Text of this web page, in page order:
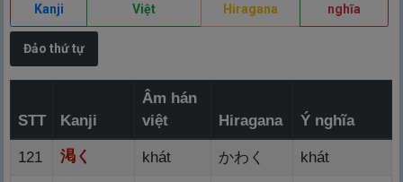
Kanji
Việt
Hiragana
nghĩa
Đảo thứ tự
STT Kanji
Âm hán
việt
Hiragana Ý nghĩa
121 渇く khát かわく khát